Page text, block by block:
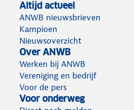
Altijd actueel
ANWB nieuwsbrieven
Kampioen
Nieuwsoverzicht
Over ANWB
Werken bij ANWB
Vereniging en bedrijf
Voor de pers
Voor onderweg